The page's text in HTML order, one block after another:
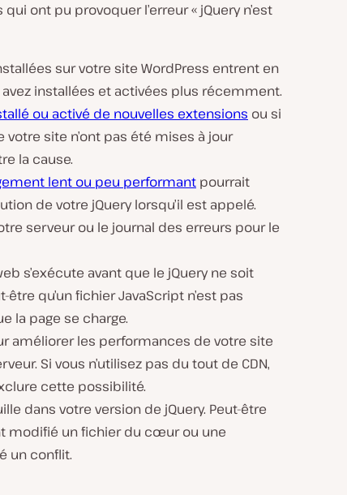
ont pu provoquer l’erreur « jQuery n’est
sur votre site WordPress entrent en
installées et activées plus récemment.
ou activé de nouvelles extensions ou si
site n’ont pas été mises à jour
la cause.
lent ou peu performant pourrait
de votre jQuery lorsqu’il est appelé.
serveur ou le journal des erreurs pour le
s’exécute avant que le jQuery ne soit
qu’un fichier JavaScript n’est pas
la page se charge.
améliorer les performances de votre site
Si vous n’utilisez pas du tout de CDN,
cette possibilité.
dans votre version de jQuery. Peut-être
modifié un fichier du cœur ou une
un conflit.